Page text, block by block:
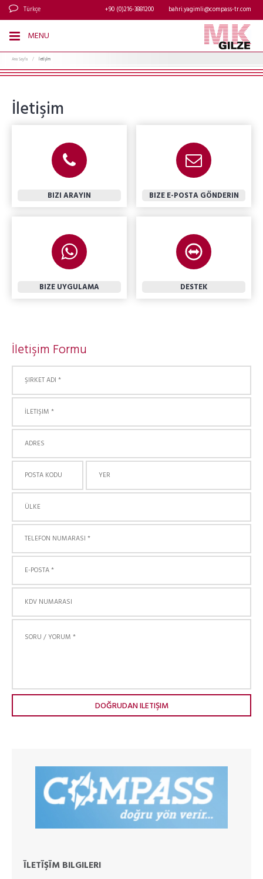
Türkçe bahri.yagimli@compass-tr.com
+90 (0)216-3881200
MENU
Ana Sayfa / ĪetĪşĪm
İletişim
BIZI ARAYIN BIZE E-POSTA GÖNDERIN
BIZE UYGULAMA DESTEK
İletişim Formu
ĪLETĪŞĪM BILGILERI